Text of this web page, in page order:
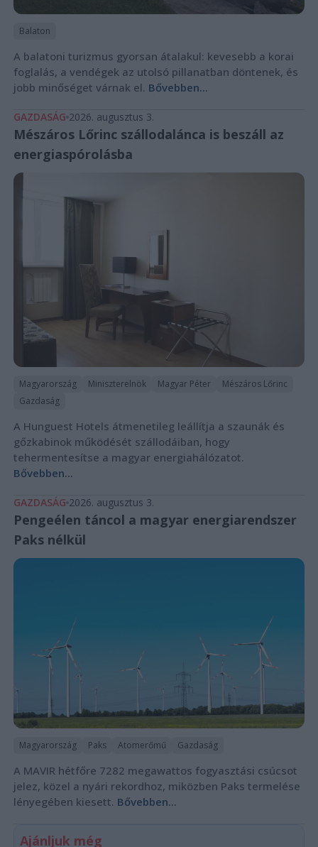
Balaton
A balatoni turizmus gyorsan átalakul: kevesebb a korai
foglalás, a vendégek az utolsó pillanatban döntenek, és
jobb minőséget várnak el. Bővebben...
GAZDASÁG 2026. augusztus 3.
Mészáros Lőrinc szállodalánca is beszáll az
energiaspórolásba
Magyarország Miniszterelnök Magyar Péter
Mészáros Lőrinc
Gazdaság
A Hunguest Hotels átmenetileg leállítja a szaunák és
gőzkabinok működését szállodáiban, hogy
tehermentesítse a magyar energiahálózatot.
Bővebben...
GAZDASÁG 2026. augusztus 3.
Pengeélen táncol a magyar energiarendszer
Paks nélkül
Magyarország Paks Atomerőmű Gazdaság
A MAVIR hétfőre 7282 megawattos fogyasztási csúcsot
jelez, közel a nyári rekordhoz, miközben Paks termelése
lényegében kiesett. Bővebben...
Ajánljuk még